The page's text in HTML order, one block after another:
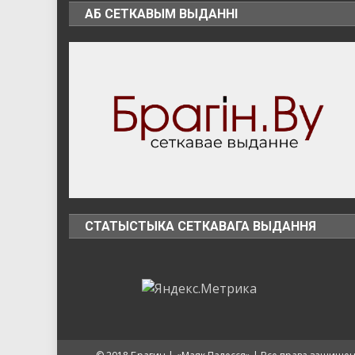
АБ СЕТКАВЫМ ВЫДАННІ
СТАТЫСТЫКА СЕТКАВАГА ВЫДАННЯ